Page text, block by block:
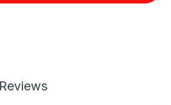
Reviews